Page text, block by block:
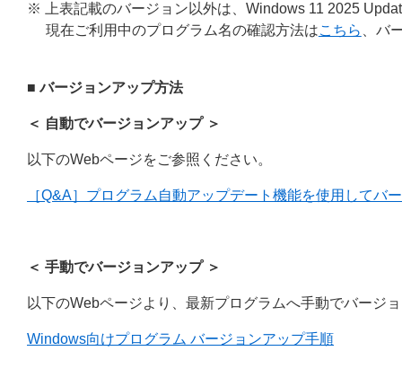
※ 上表記載のバージョン以外は、Windows 11 2025
現在ご利用中のプログラム名の確認方法はこちら 、バ
■ バージョンアップ方法
＜ 自動でバージョンアップ ＞
以下のWebページをご参照ください。
［Q&A］プログラム自動アップデート機能を使用してバ
＜ 手動でバージョンアップ ＞
以下のWebページより、最新プログラムへ手動でバージ
Windows向けプログラム バージョンアップ手順